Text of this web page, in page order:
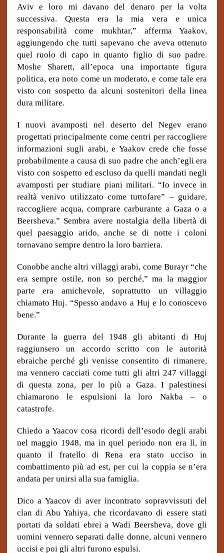
Aviv e loro mi davano del denaro per la volta
successiva. Questa era la mia vera e unica
responsabilità come mukhtar,” afferma Yaakov,
aggiungendo che tutti sapevano che aveva ottenuto
quel ruolo di capo in quanto figlio di suo padre.
Moshe Sharett, all’epoca una importante figura
politica, era noto come un moderato, e come tale era
visto con sospetto da alcuni sostenitori della linea
dura militare.
I nuovi avamposti nel deserto del Negev erano
progettati principalmente come centri per raccogliere
informazioni sugli arabi, e Yaakov crede che fosse
probabilmente a causa di suo padre che anch’egli era
visto con sospetto ed escluso da quelli mandati negli
avamposti per studiare piani militari. “Io invece in
realtà venivo utilizzato come tuttofare” – guidare,
raccogliere acqua, comprare carburante a Gaza o a
Beersheva.” Sembra avere nostalgia della libertà di
quel paesaggio arido, anche se di notte i coloni
tornavano sempre dentro la loro barriera.
Conobbe anche altri villaggi arabi, come Burayr “che
era sempre ostile, non so perché,” ma la maggior
parte era amichevole, soprattutto un villaggio
chiamato Huj. “Spesso andavo a Huj e lo conoscevo
bene.”
Durante la guerra del 1948 gli abitanti di Huj
raggiunsero un accordo scritto con le autorità
ebraiche perché gli venisse consentito di rimanere,
ma vennero cacciati come tutti gli altri 247 villaggi
di questa zona, per lo più a Gaza. I palestinesi
chiamarono le espulsioni la loro Nakba – o
catastrofe.
Chiedo a Yaacov cosa ricordi dell’esodo degli arabi
nel maggio 1948, ma in quel periodo non era lì, in
quanto il fratello di Rena era stato ucciso in
combattimento più ad est, per cui la coppia se n’era
andata per unirsi alla sua famiglia.
Dico a Yaacov di aver incontrato sopravvissuti del
clan di Abu Yahiya, che ricordavano di essere stati
portati da soldati ebrei a Wadi Beersheva, dove gli
uomini vennero separati dalle donne, alcuni vennero
uccisi e poi gli altri furono espulsi.